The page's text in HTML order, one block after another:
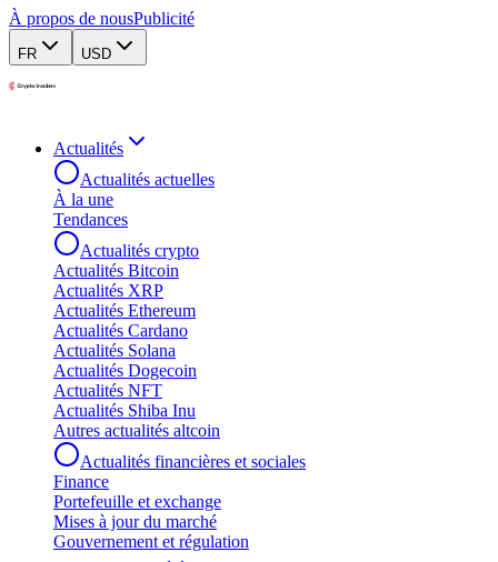
À propos de nousPublicité
FR USD
Actualités
Actualités actuelles
À la une
Tendances
Actualités crypto
Actualités Bitcoin
Actualités XRP
Actualités Ethereum
Actualités Cardano
Actualités Solana
Actualités Dogecoin
Actualités NFT
Actualités Shiba Inu
Autres actualités altcoin
Actualités financières et sociales
Finance
Portefeuille et exchange
Mises à jour du marché
Gouvernement et régulation